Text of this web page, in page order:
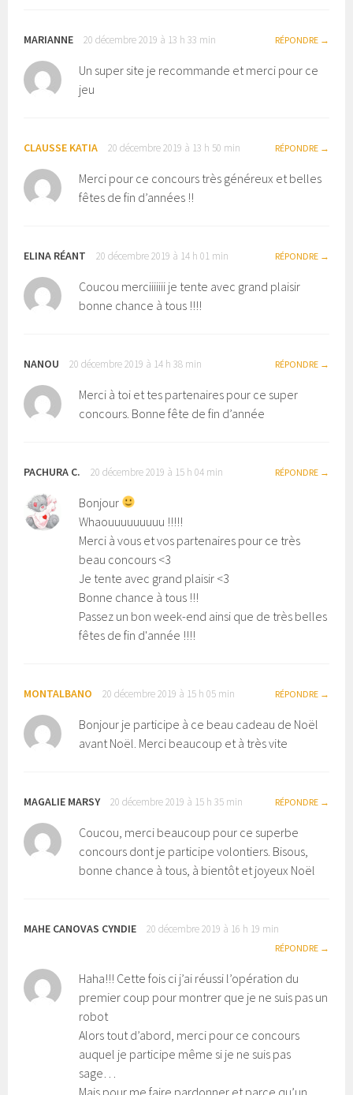
MARIANNE 20 décembre 2019 à 13 h 33 min RÉPONDRE
Un super site je recommande et merci pour ce
jeu
CLAUSSE KATIA 20 décembre 2019 à 13 h 50 min RÉPONDRE
Merci pour ce concours très généreux et belles
fêtes de fin d’années !!
ELINA RÉANT 20 décembre 2019 à 14 h 01 min RÉPONDRE
Coucou merciiiiiii je tente avec grand plaisir
bonne chance à tous !!!!
NANOU 20 décembre 2019 à 14 h 38 min RÉPONDRE
Merci à toi et tes partenaires pour ce super
concours. Bonne fête de fin d’année
PACHURA C. 20 décembre 2019 à 15 h 04 min RÉPONDRE
Bonjour
Whaouuuuuuuuu !!!!!
Merci à vous et vos partenaires pour ce très
beau concours <3
Je tente avec grand plaisir <3
Bonne chance à tous !!!
Passez un bon week-end ainsi que de très belles
fêtes de fin d'année !!!!
MONTALBANO 20 décembre 2019 à 15 h 05 min RÉPONDRE
Bonjour je participe à ce beau cadeau de Noël
avant Noël. Merci beaucoup et à très vite
MAGALIE MARSY 20 décembre 2019 à 15 h 35 min RÉPONDRE
Coucou, merci beaucoup pour ce superbe
concours dont je participe volontiers. Bisous,
bonne chance à tous, à bientôt et joyeux Noël
MAHE CANOVAS CYNDIE 20 décembre 2019 à 16 h 19 min
RÉPONDRE
Haha!!! Cette fois ci j’ai réussi l’opération du
premier coup pour montrer que je ne suis pas un
robot
Alors tout d’abord, merci pour ce concours
auquel je participe même si je ne suis pas
sage…
Mais pour me faire pardonner et parce qu’un